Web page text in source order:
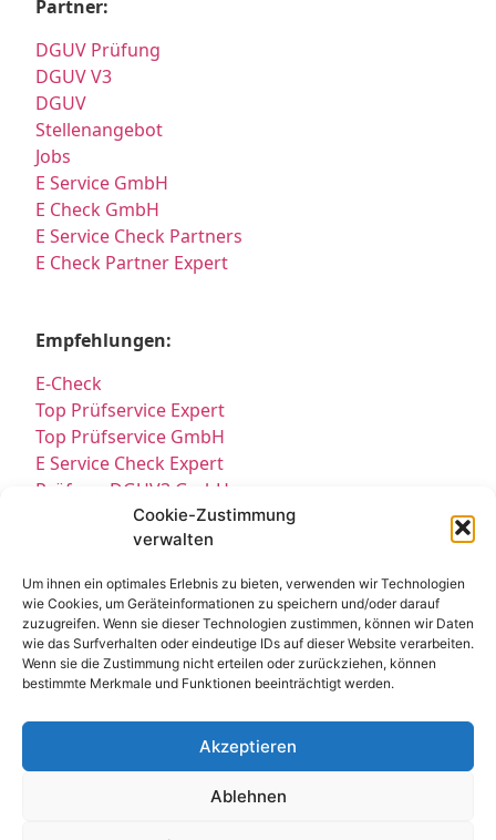
Cookie-Zustimmung
verwalten
Um ihnen ein optimales Erlebnis zu bieten, verwenden wir Technologien
wie Cookies, um Geräteinformationen zu speichern und/oder darauf
zuzugreifen. Wenn sie dieser Technologien zustimmen, können wir Daten
wie das Surfverhalten oder eindeutige IDs auf dieser Website verarbeiten.
Wenn sie die Zustimmung nicht erteilen oder zurückziehen, können
bestimmte Merkmale und Funktionen beeinträchtigt werden.
Akzeptieren
Ablehnen
Partner:
DGUV Prüfung
DGUV V3
DGUV
Stellenangebot
Jobs
E Service GmbH
E Check GmbH
E Service Check Partners
E Check Partner Expert
Empfehlungen:
E-Check
Top Prüfservice Expert
Top Prüfservice GmbH
E Service Check Expert
Prüfung DGUV3 GmbH
Sicherheitsprüfungen Partners
Sicherheitsprüfungen Expert
Prüfung elektrischer Anlagen
Kontakt Impressum